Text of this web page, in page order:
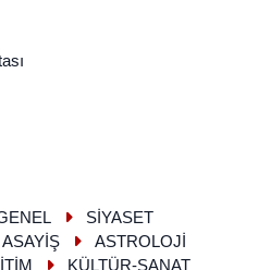
SİYASET
ASAYİŞ
ASTROLOJİ
KÜLTÜR-SANAT